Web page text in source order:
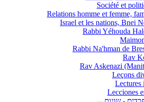
Société et
Relations homme et femme,
Israel et les nations, Bnei
Rabbi Yéhouda
Rabbi Na'hman de
Rav
Leçons
Lectures
Lecciones